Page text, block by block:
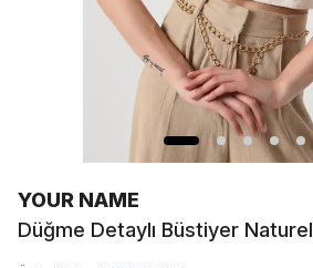
YOUR NAME
Düğme Detaylı Büstiyer Naturel